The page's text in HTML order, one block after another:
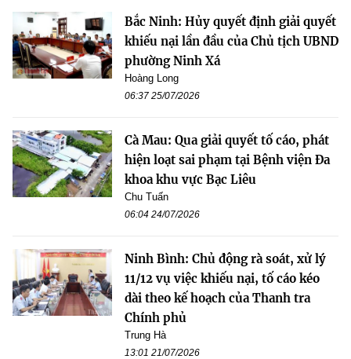
Bắc Ninh: Hủy quyết định giải quyết
khiếu nại lần đầu của Chủ tịch UBND
phường Ninh Xá
Hoàng Long
06:37 25/07/2026
Cà Mau: Qua giải quyết tố cáo, phát
hiện loạt sai phạm tại Bệnh viện Đa
khoa khu vực Bạc Liêu
Chu Tuấn
06:04 24/07/2026
Ninh Bình: Chủ động rà soát, xử lý
11/12 vụ việc khiếu nại, tố cáo kéo
dài theo kế hoạch của Thanh tra
Chính phủ
Trung Hà
13:01 21/07/2026